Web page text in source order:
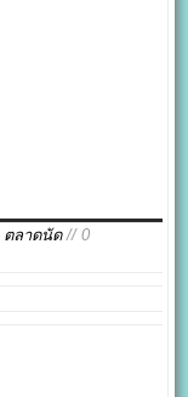
ตลาดนัด// 0